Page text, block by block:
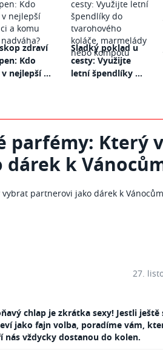
zdraví
Kdo
nejlepší ...
Sladký poklad u
cesty: Využijte
letní špendlíky ...
parfémy: Který
k
27.
chlap je zkrátka sexy! Jestli
jako fajn volba, poradíme vám,
vždycky dostanou do kolen.